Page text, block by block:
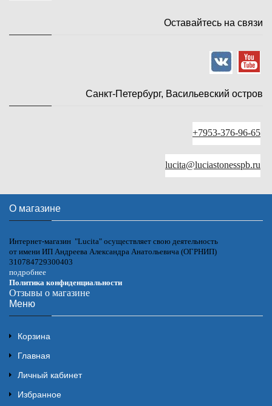
Оставайтесь на связи
Санкт-Петербург, Васильевский остров
+7953-376-96-65
lucita@luciastonesspb.ru
О магазине
Интернет-магазин "Lucita" осуществляет свою деятельность
от имени ИП Андреева Александра Анатольевича (ОГРНИП)
310784729300403
подробнее
Политика конфиденциальности
Отзывы о магазине
Меню
Корзина
Главная
Личный кабинет
Избранное